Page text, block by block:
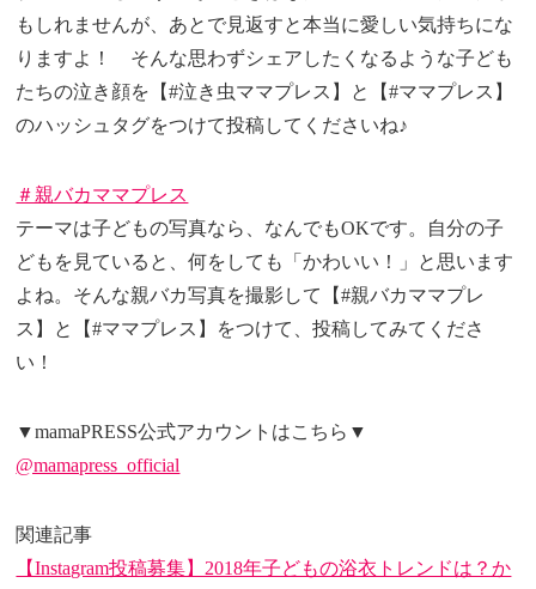
もしれませんが、あとで見返すと本当に愛しい気持ちにな
りますよ！ そんな思わずシェアしたくなるような子ども
たちの泣き顔を【#泣き虫ママプレス】と【#ママプレス】
のハッシュタグをつけて投稿してくださいね♪
＃親バカママプレス
テーマは子どもの写真なら、なんでもOKです。自分の子
どもを見ていると、何をしても「かわいい！」と思います
よね。そんな親バカ写真を撮影して【#親バカママプレ
ス】と【#ママプレス】をつけて、投稿してみてくださ
い！
▼mamaPRESS公式アカウントはこちら▼
@mamapress_official
関連記事
【Instagram投稿募集】2018年子どもの浴衣トレンドは？か